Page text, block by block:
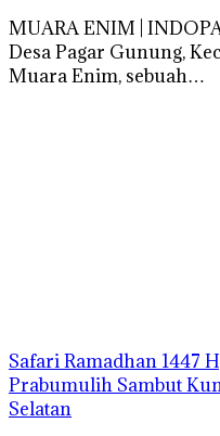
MUARA ENIM |
Desa Pagar Gunung,
Muara Enim, sebuah…
Safari Ramadhan 1447
Prabumulih Sambut
Selatan